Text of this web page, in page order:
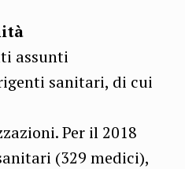
assunti
sanitari, di cui
Per il 2018
(329 medici),